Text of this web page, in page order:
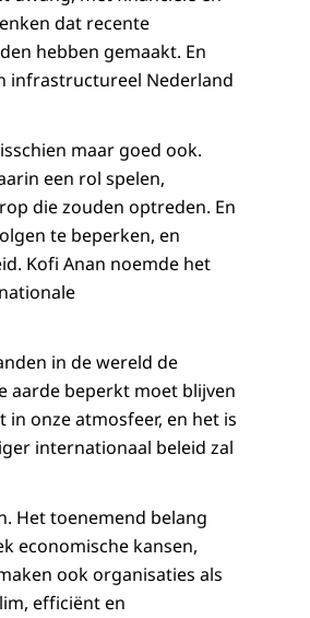
dat recente
hebben gemaakt. En
infrastructureel Nederland
maar goed ook.
een rol spelen,
die zouden optreden. En
te beperken, en
Kofi Anan noemde het
in de wereld de
aarde beperkt moet blijven
in onze atmosfeer, en het is
internationaal beleid zal
Het toenemend belang
economische kansen,
ook organisaties als
efficiënt en